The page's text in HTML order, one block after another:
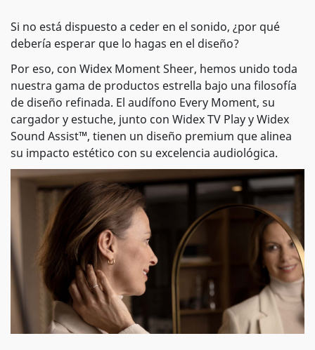
Si no está dispuesto a ceder en el sonido, ¿por qué
debería esperar que lo hagas en el diseño?
Por eso, con Widex Moment Sheer, hemos unido toda
nuestra gama de productos estrella bajo una filosofía
de diseño refinada. El audífono Every Moment, su
cargador y estuche, junto con Widex TV Play y Widex
Sound Assist™, tienen un diseño premium que alinea
su impacto estético con su excelencia audiológica.